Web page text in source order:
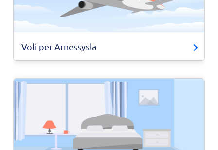
Voli per Arnessysla